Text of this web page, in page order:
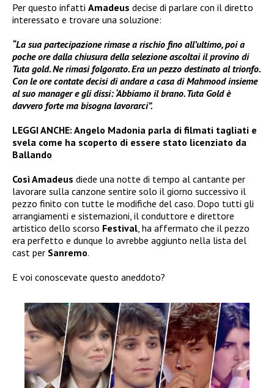
Per questo infatti Amadeus decise di parlare con il diretto
interessato e trovare una soluzione:
“La sua partecipazione rimase a rischio fino all’ultimo, poi a
poche ore dalla chiusura della selezione ascoltai il provino di
Tuta gold. Ne rimasi folgorato. Era un pezzo destinato al trionfo.
Con le ore contate decisi di andare a casa di Mahmood insieme
al suo manager e gli dissi: ‘Abbiamo il brano. Tuta Gold è
davvero forte ma bisogna lavorarci”.
LEGGI ANCHE: Angelo Madonia parla di filmati tagliati e
svela come ha scoperto di essere stato licenziato da
Ballando
Così Amadeus diede una notte di tempo al cantante per
lavorare sulla canzone sentire solo il giorno successivo il
pezzo finito con tutte le modifiche del caso. Dopo tutti gli
arrangiamenti e sistemazioni, il conduttore e direttore
artistico dello scorso Festival , ha affermato che il pezzo
era perfetto e dunque lo avrebbe aggiunto nella lista del
cast per Sanremo.
E voi conoscevate questo aneddoto?